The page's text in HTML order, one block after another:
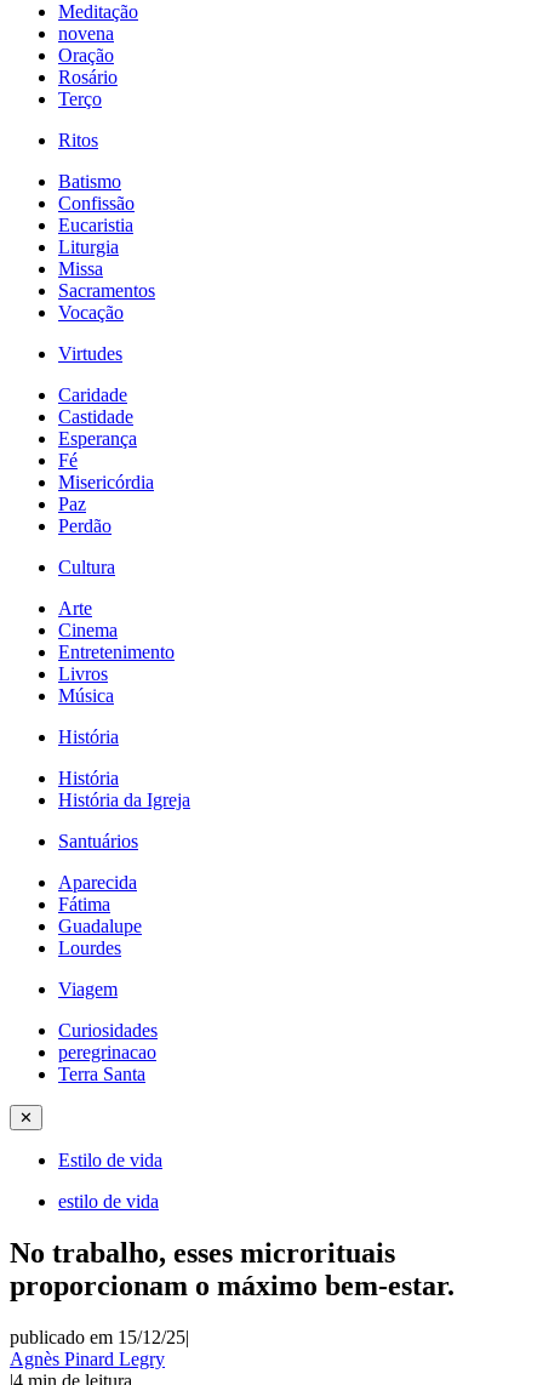
Meditação
novena
Oração
Rosário
Terço
Ritos
Batismo
Confissão
Eucaristia
Liturgia
Missa
Sacramentos
Vocação
Virtudes
Caridade
Castidade
Esperança
Fé
Misericórdia
Paz
Perdão
Cultura
Arte
Cinema
Entretenimento
Livros
Música
História
História
História da Igreja
Santuários
Aparecida
Fátima
Guadalupe
Lourdes
Viagem
Curiosidades
peregrinacao
Terra Santa
✕
Estilo de vida
estilo de vida
No trabalho, esses microrituais
proporcionam o máximo bem-estar.
publicado em 15/12/25|
Agnès Pinard Legry
|4 min de leitura